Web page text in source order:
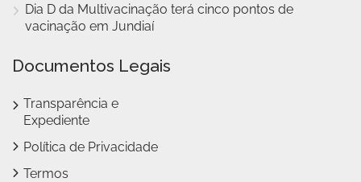
Dia D da Multivacinação terá cinco pontos de
vacinação em Jundiaí
Documentos Legais
Transparência e
Expediente
Política de Privacidade
Termos